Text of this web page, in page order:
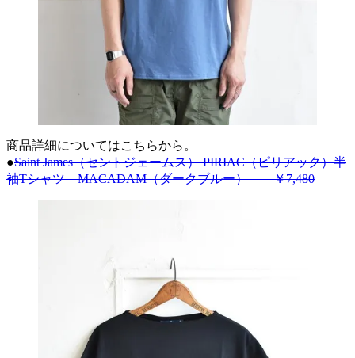
商品詳細についてはこちらから。
●Saint James（セントジェームス） PIRIAC（ピリアック）半
袖Tシャツ MACADAM（ダークブルー） ￥7,480